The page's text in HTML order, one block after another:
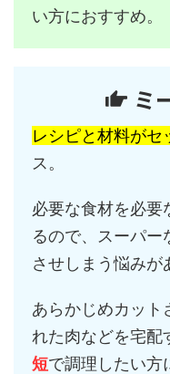
い方におすすめ。
ミ
レシピと材料がセ
ス。
必要な食材を必要
るので、スーパー
させしまう悩みが
あらかじめカット
れた肉などを宅配
短で調理したい方